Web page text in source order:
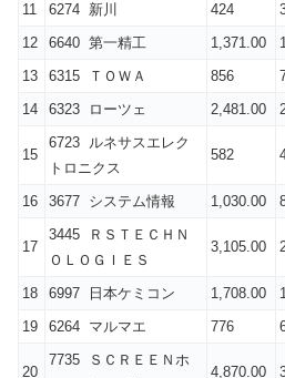
11
6274 新川 424
12
6640 第一精工 1,371.00
13
6315 ＴＯＷＡ 856
14
6323 ローツェ 2,481.00
15
6723 ルネサスエレク
トロニクス
582
16 3677 システム情報 1,030.00
17
3445 ＲＳＴＥＣＨＮ
ＯＬＯＧＩＥＳ
3,105.00
18 6997 日本ケミコン 1,708.00
19
6264 マルマエ 776
20
7735 ＳＣＲＥＥＮホ
4,870.00